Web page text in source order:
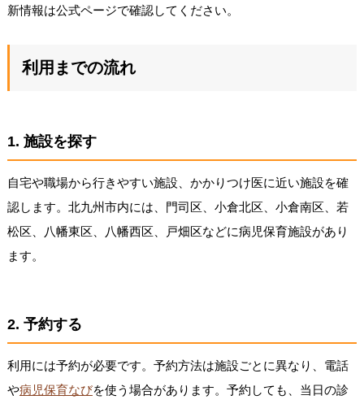
新情報は公式ページで確認してください。
利用までの流れ
1. 施設を探す
自宅や職場から行きやすい施設、かかりつけ医に近い施設を確
認します。北九州市内には、門司区、小倉北区、小倉南区、若
松区、八幡東区、八幡西区、戸畑区などに病児保育施設があり
ます。
2. 予約する
利用には予約が必要です。予約方法は施設ごとに異なり、電話
や病児保育なびを使う場合があります。予約しても、当日の診